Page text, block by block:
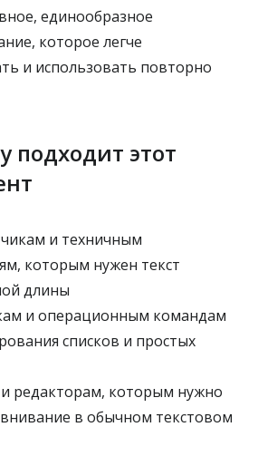
единообразное
которое легче
и использовать повторно
подходит этот
и техничным
которым нужен текст
длины
и операционным командам
списков и простых
редакторам, которым нужно
в обычном текстовом